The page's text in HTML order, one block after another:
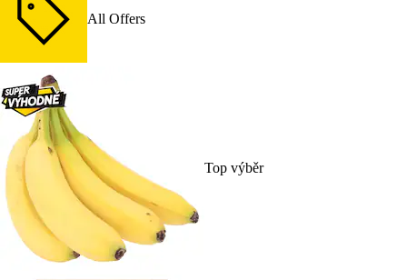
All Offers
Top výběr